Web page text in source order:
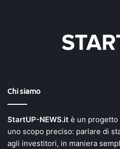
Chi siamo
StartUP-NEWS.it è un progetto
uno scopo preciso: parlare di
agli investitori, in maniera